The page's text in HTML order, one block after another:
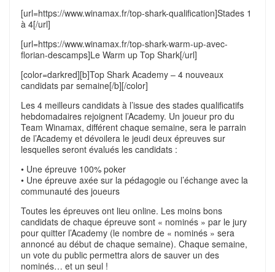
[url=https://www.winamax.fr/top-shark-qualification]Stades 1
à 4[/url]
[url=https://www.winamax.fr/top-shark-warm-up-avec-
florian-descamps]Le Warm up Top Shark[/url]
[color=darkred][b]Top Shark Academy – 4 nouveaux
candidats par semaine[/b][/color]
Les 4 meilleurs candidats à l’issue des stades qualificatifs
hebdomadaires rejoignent l’Academy. Un joueur pro du
Team Winamax, différent chaque semaine, sera le parrain
de l’Academy et dévoilera le jeudi deux épreuves sur
lesquelles seront évalués les candidats :
• Une épreuve 100% poker
• Une épreuve axée sur la pédagogie ou l’échange avec la
communauté des joueurs
Toutes les épreuves ont lieu online. Les moins bons
candidats de chaque épreuve sont « nominés » par le jury
pour quitter l’Academy (le nombre de « nominés » sera
annoncé au début de chaque semaine). Chaque semaine,
un vote du public permettra alors de sauver un des
nominés… et un seul !